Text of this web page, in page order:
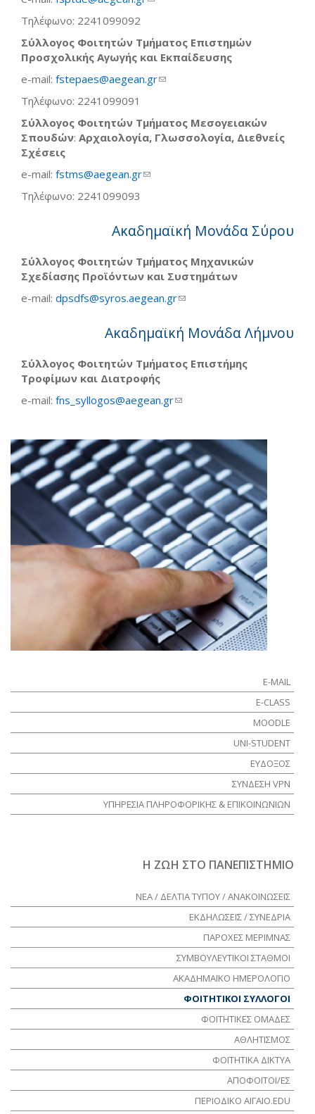
Τηλέφωνο: 2241099092
Σύλλογος Φοιτητών Τμήματος Επιστημών
Προσχολικής Αγωγής και Εκπαίδευσης
e-mail: fstepaes@aegean.gr(link sends e-mail)
Τηλέφωνο: 2241099091
Σύλλογος Φοιτητών Τμήματος Μεσογειακών
Σπουδών: Αρχαιολογία, Γλωσσολογία, Διεθνείς
Σχέσεις
e-mail: fstms@aegean.gr(link sends e-mail)
Τηλέφωνο: 2241099093
Ακαδημαϊκή Μονάδα Σύρου
Σύλλογος Φοιτητών Τμήματος Μηχανικών
Σχεδίασης Προϊόντων και Συστημάτων
e-mail: dpsdfs@syros.aegean.gr(link sends e-mail)
Ακαδημαϊκή Μονάδα Λήμνου
Σύλλογος Φοιτητών Τμήματος Επιστήμης
Τροφίμων και Διατροφής
e-mail: fns_syllogos@aegean.gr(link sends e-mail)
E-MAIL
E-CLASS
MOODLE
UNI-STUDENT
ΕΥΔΟΞΟΣ
ΣΥΝΔΕΣΗ VPN
ΥΠΗΡΕΣΙΑ ΠΛΗΡΟΦΟΡΙΚΗΣ & ΕΠΙΚΟΙΝΩΝΙΩΝ
Η ΖΩΗ ΣΤΟ ΠΑΝΕΠΙΣΤΗΜΙΟ
ΝΕΑ / ΔΕΛΤΙΑ ΤΥΠΟΥ / ΑΝΑΚΟΙΝΩΣΕΙΣ
ΕΚΔΗΛΩΣΕΙΣ / ΣΥΝΕΔΡΙΑ
ΠΑΡΟΧΕΣ ΜΕΡΙΜΝΑΣ
ΣΥΜΒΟΥΛΕΥΤΙΚΟΙ ΣΤΑΘΜΟΙ
ΑΚΑΔΗΜΑΪΚΟ ΗΜΕΡΟΛΟΓΙΟ
ΦΟΙΤΗΤΙΚΟΙ ΣΥΛΛΟΓΟΙ
ΦΟΙΤΗΤΙΚΕΣ ΟΜΑΔΕΣ
ΑΘΛΗΤΙΣΜΟΣ
ΦΟΙΤΗΤΙΚΑ ΔΙΚΤΥΑ
ΑΠΟΦΟΙΤΟΙ/ΕΣ
ΠΕΡΙΟΔΙΚΟ ΑΙΓΑΙΟ.EDU